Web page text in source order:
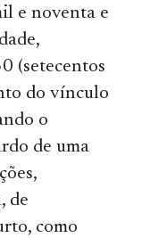
e noventa e
(setecentos
do vínculo
o
de uma
de
como